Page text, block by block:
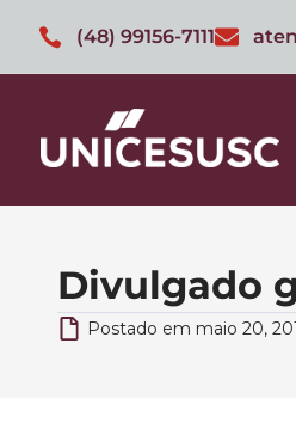
(48) 99156-7111
Divulgado
Postado em maio 20,